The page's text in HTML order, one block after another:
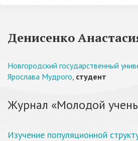
Денисенко
Новгородский государственный
Ярослава Мудрого, студент
Журнал «Молодой
Изучение популяционной